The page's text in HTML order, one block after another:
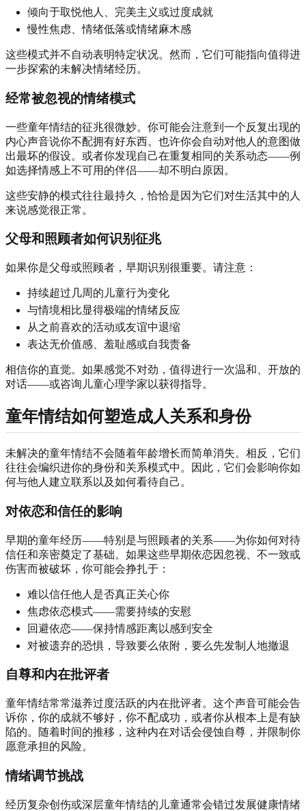
倾向于取悦他人、完美主义或过度成就
慢性焦虑、情绪低落或情绪麻木感
这些模式并不自动表明特定状况。然而，它们可能指向值得进
一步探索的未解决情绪经历。
经常被忽视的情绪模式
一些童年情结的征兆很微妙。你可能会注意到一个反复出现的
内心声音说你不配拥有好东西。也许你会自动对他人的意图做
出最坏的假设。或者你发现自己在重复相同的关系动态——例
如选择情感上不可用的伴侣——却不明白原因。
这些安静的模式往往最持久，恰恰是因为它们对生活其中的人
来说感觉很正常。
父母和照顾者如何识别征兆
如果你是父母或照顾者，早期识别很重要。请注意：
持续超过几周的儿童行为变化
与情境相比显得极端的情绪反应
从之前喜欢的活动或友谊中退缩
表达无价值感、羞耻感或自我责备
相信你的直觉。如果感觉不对劲，值得进行一次温和、开放的
对话——或咨询儿童心理学家以获得指导。
童年情结如何塑造成人关系和身份
未解决的童年情结不会随着年龄增长而简单消失。相反，它们
往往会编织进你的身份和关系模式中。因此，它们会影响你如
何与他人建立联系以及如何看待自己。
对依恋和信任的影响
早期的童年经历——特别是与照顾者的关系——为你如何对待
信任和亲密奠定了基础。如果这些早期依恋因忽视、不一致或
伤害而被破坏，你可能会挣扎于：
难以信任他人是否真正关心你
焦虑依恋模式——需要持续的安慰
回避依恋——保持情感距离以感到安全
对被遗弃的恐惧，导致要么依附，要么先发制人地撤退
自尊和内在批评者
童年情结常常滋养过度活跃的内在批评者。这个声音可能会告
诉你，你的成就不够好，你不配成功，或者你从根本上是有缺
陷的。随着时间的推移，这种内在对话会侵蚀自尊，并限制你
愿意承担的风险。
情绪调节挑战
经历复杂创伤或深层童年情结的儿童通常会错过发展健康情绪